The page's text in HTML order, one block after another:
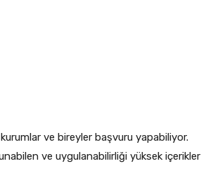
ve bireyler başvuru yapabiliyor.
ve uygulanabilirliği yüksek içerikler